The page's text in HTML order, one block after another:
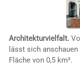
Architekturvielfalt.
lässt sich
Fläche von 0,5 km².